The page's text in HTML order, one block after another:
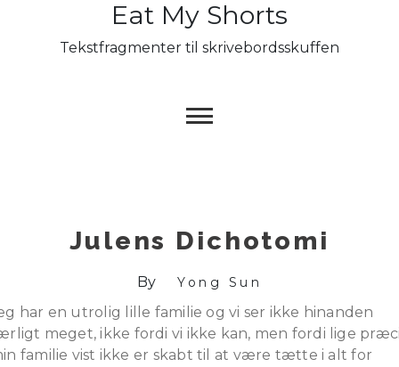
Eat My Shorts
Tekstfragmenter til skrivebordsskuffen
Julens Dichotomi
By Yong Sun
har en utrolig lille familie og vi ser ikke hinanden
meget, ikke fordi vi ikke kan, men fordi lige
familie vist ikke er skabt til at være tætte i alt for